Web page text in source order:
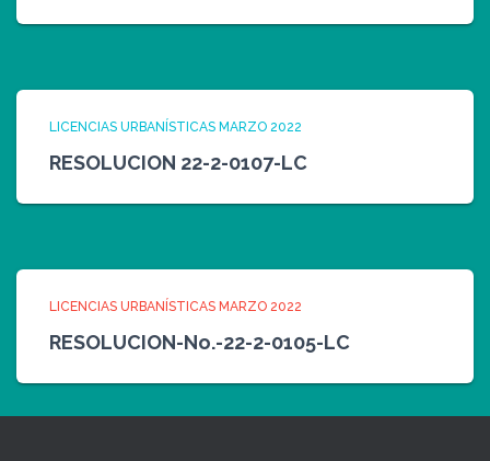
LICENCIAS URBANÍSTICAS MARZO 2022
RESOLUCION 22-2-0107-LC
LICENCIAS URBANÍSTICAS MARZO 2022
RESOLUCION-No.-22-2-0105-LC